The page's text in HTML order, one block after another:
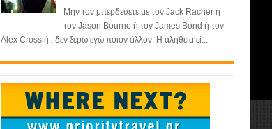
Μην τον μπερδεύετε με τον Jack Racher ή
τον Jason Bourne ή τον James Bond ή τον
Alex Cross ή...δεν ξέρω εγώ ποιον άλλον. Η αλήθεια εί...